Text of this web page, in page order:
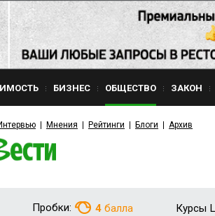
БИЗНЕС ОБЩЕСТВО ЗАКОН
Мнения Рейтинги Блоги Архив
Пробки: 4 балла Курсы